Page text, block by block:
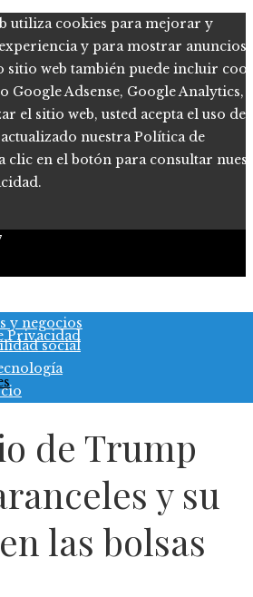
utiliza cookies para mejorar y
y para mostrar anuncios
sitio web también puede incluir
Google Adsense, Google Analytics,
el sitio web, usted acepta el uso de
nuestra Política de
clic en el botón para consultar
Privacidad
y negocios
social
de Trump
y su
las bolsas